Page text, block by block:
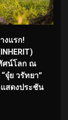
งแรก!
ศน์โลก ณ
จุ๋ย วรัทยา”
สดงประชัน